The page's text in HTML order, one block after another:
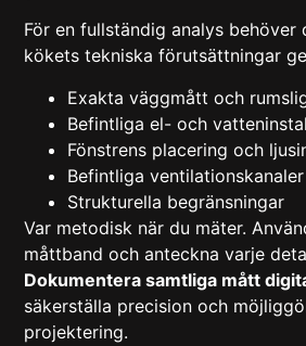
För en fullständig analys behöver
kökets tekniska förutsättningar
Exakta väggmått och
Befintliga el- och
Fönstrens placering och
Befintliga ventilationskanaler
Strukturella begränsningar
Var metodisk när du mäter.
måttband och anteckna varje
Dokumentera samtliga mått
säkerställa precision och
projektering.